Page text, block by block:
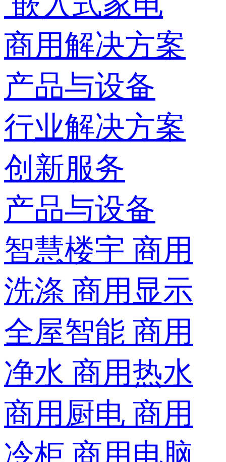
商用解决方案
产品与设备
行业解决方案
创新服务
产品与设备
智慧楼宇 商用
洗涤 商用显示
全屋智能 商用
净水 商用热水
商用厨电 商用
冷柜 商用电脑